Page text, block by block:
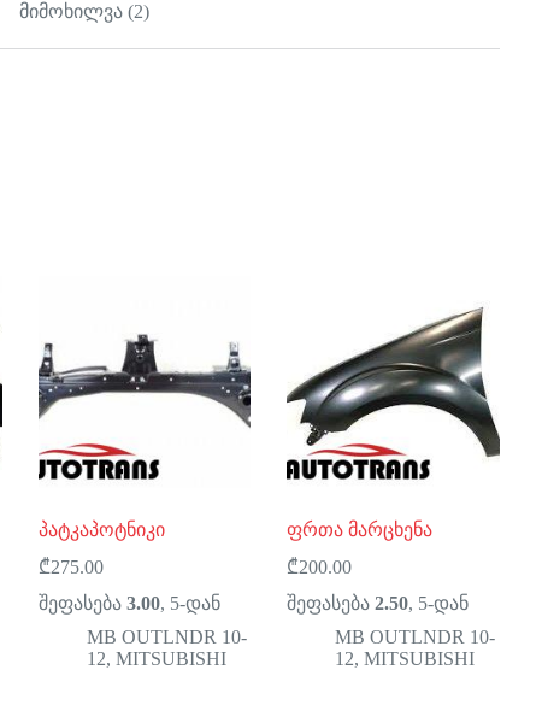
მიმოხილვა (2)
პატკაპოტნიკი
₾275.00
შეფასება3.00, 5-დან
MB OUTLNDR 10-
12,MITSUBISHI
ფრთა მარცხენა
₾200.00
შეფასება2.50, 5-დან
MB OUTLNDR 10-
12,MITSUBISHI